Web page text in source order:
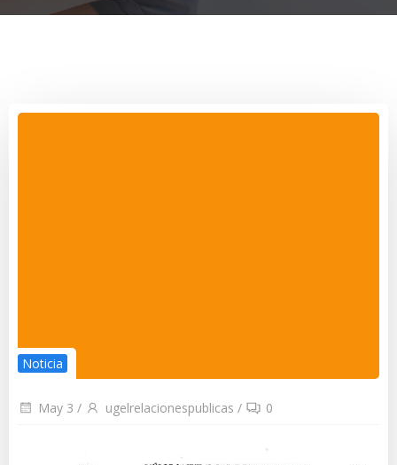
Noticia
May 3 / ugelrelacionespublicas / 0